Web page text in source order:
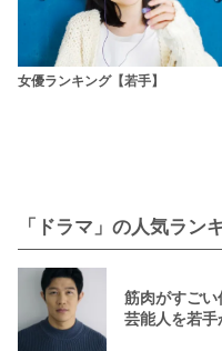
女優ランキング【若手】
「ドラマ」の人気ラン
筋肉がすご
芸能人を若手